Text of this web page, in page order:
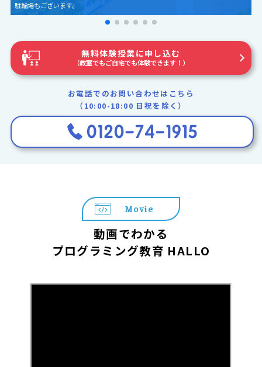
一人ひとりのペースや理解度に合わせたコーチング
無料体験授業に申し込む
（教室でもご自宅でも体験できます！）
お電話でのお問い合わせはこちら
（10:00-18:00 日祝を除く）
Movie
動画でわかる
プログラミング教育 HALLO